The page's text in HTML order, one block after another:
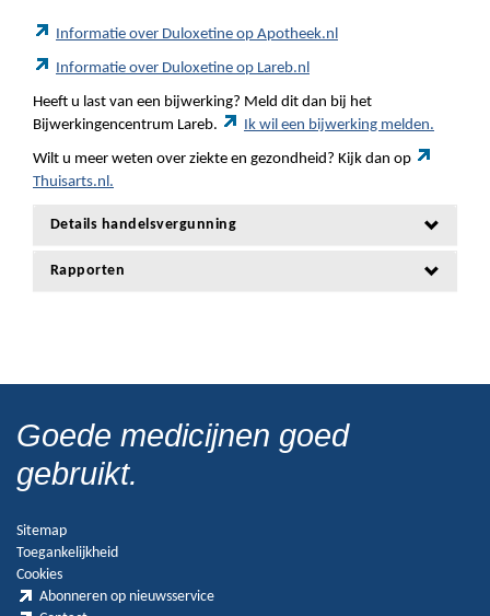
Informatie over Duloxetine op Apotheek.nl
Informatie over Duloxetine op Lareb.nl
Heeft u last van een bijwerking? Meld dit dan bij het
Bijwerkingencentrum Lareb.
Ik wil een bijwerking melden.
Wilt u meer weten over ziekte en gezondheid? Kijk dan op
Thuisarts.nl.
Details handelsvergunning
Rapporten
Goede medicijnen goed
gebruikt.
Sitemap
Toegankelijkheid
Cookies
Abonneren op nieuwsservice